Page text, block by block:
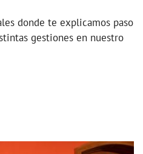
donde te explicamos paso
gestiones en nuestro